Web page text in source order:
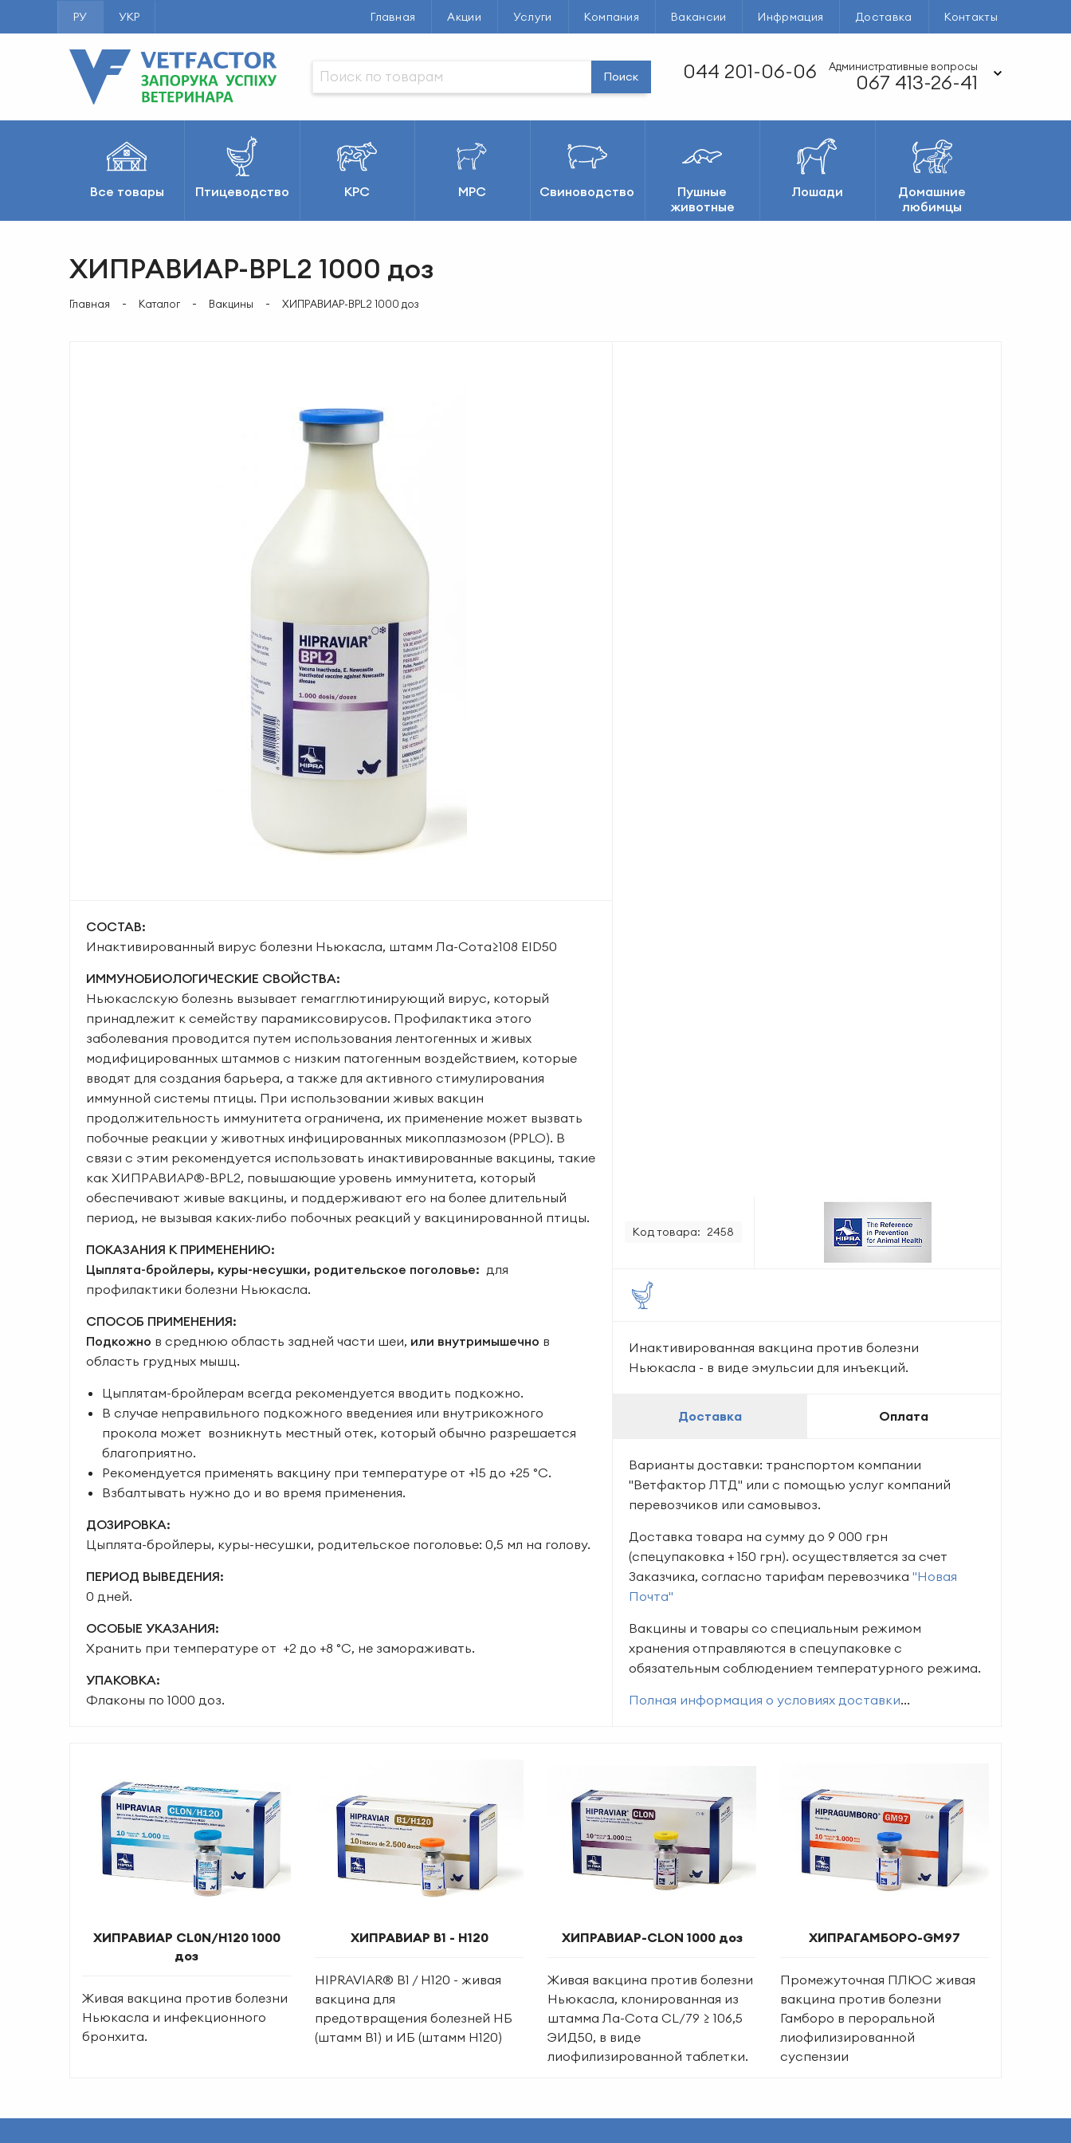
РУ УКР Главная Акции Услуги Компания Вакансии Инфрмация Доставка Контакты
Поиск 044 201-06-06 Административные вопросы
067 413-26-41
Все товары Птицеводство КРС МРС Свиноводство
Пушные
животные
Лошади
Домашние
любимцы
ХИПРАВИАР-BPL2 1000 доз
Главная Каталог Вакцины ХИПРАВИАР-BPL2 1000 доз
Код товара: 2458
Инактивированная вакцина против болезни
Ньюкасла - в виде эмульсии для инъекций.
Доставка Оплата
Варианты доставки: транспортом компании
"Ветфактор ЛТД" или с помощью услуг компаний
перевозчиков или самовывоз.
Доставка товара на сумму до 9 000 грн
(спецупаковка + 150 грн). осуществляется за счет
Заказчика, согласно тарифам перевозчика"Новая
Почта"
Вакцины и товары со специальным режимом
хранения отправляются в спецупаковке с
обязательным соблюдением температурного режима.
Полная информация о условиях доставки...
СОСТАВ:
Инактивированный вирус болезни Ньюкасла, штамм Ла-Сота≥108 EID50
ИММУНОБИОЛОГИЧЕСКИЕ СВОЙСТВА:
Ньюкаслскую болезнь вызывает гемагглютинирующий вирус, который
принадлежит к семейству парамиксовирусов. Профилактика этого
заболевания проводится путем использования лентогенных и живых
модифицированных штаммов с низким патогенным воздействием, которые
вводят для создания барьера, а также для активного стимулирования
иммунной системы птицы. При использовании живых вакцин
продолжительность иммунитета ограничена, их применение может вызвать
побочные реакции у животных инфицированных микоплазмозом (PPLO). В
связи с этим рекомендуется использовать инактивированные вакцины, такие
как ХИПРАВИАР®-BPL2, повышающие уровень иммунитета, который
обеспечивают живые вакцины, и поддерживают его на более длительный
период, не вызывая каких-либо побочных реакций у вакцинированной птицы.
ПОКАЗАНИЯ К ПРИМЕНЕНИЮ:
Цыплята-бройлеры, куры-несушки, родительское поголовье: для
профилактики болезни Ньюкасла.
СПОСОБ ПРИМЕНЕНИЯ:
Подкожно в среднюю область задней части шеи, или внутримышечно в
область грудных мышц.
Цыплятам-бройлерам всегда рекомендуется вводить подкожно.
В случае неправильного подкожного введениея или внутрикожного
прокола может возникнуть местный отек, который обычно разрешается
благоприятно.
Рекомендуется применять вакцину при температуре от +15 до +25 °С.
Взбалтывать нужно до и во время применения.
ДОЗИРОВКА:
Цыплята-бройлеры, куры-несушки, родительское поголовье: 0,5 мл на голову.
ПЕРИОД ВЫВЕДЕНИЯ:
0 дней.
ОСОБЫЕ УКАЗАНИЯ:
Хранить при температуре от +2 до +8 °С, не замораживать.
УПАКОВКА:
Флаконы по 1000 доз.
ХИПРАВИАР CL0N/H120 1000
доз
Живая вакцина против болезни
Ньюкасла и инфекционного
бронхита.
ХИПРАВИАР B1 - H120
HIPRAVIAR® B1 / H120 - живая
вакцина для
предотвращения болезней НБ
(штамм В1) и ИБ (штамм Н120)
ХИПРАВИАР-CLON 1000 доз
Живая вакцина против болезни
Ньюкасла, клонированная из
штамма Ла-Сота CL/79 ≥ 106,5
ЭИД50, в виде
лиофилизированной таблетки.
ХИПРАГАМБОРО-GM97
Промежуточная ПЛЮС живая
вакцина против болезни
Гамборо в пероральной
лиофилизированной
суспензии